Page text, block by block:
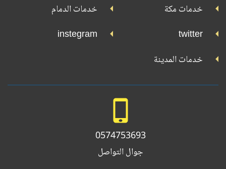
خدمات مكة
خدمات الدمام
twitter
instegram
خدمات المدينة
0574753693
جوال التواصل